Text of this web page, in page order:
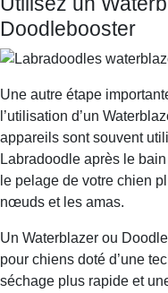
Doodlebooster
Une autre étape
l’utilisation d’un
appareils sont souvent
Labradoodle après le
le pelage de votre chien
nœuds et les amas.
Un Waterblazer ou
pour chiens doté d’une
séchage plus rapide et